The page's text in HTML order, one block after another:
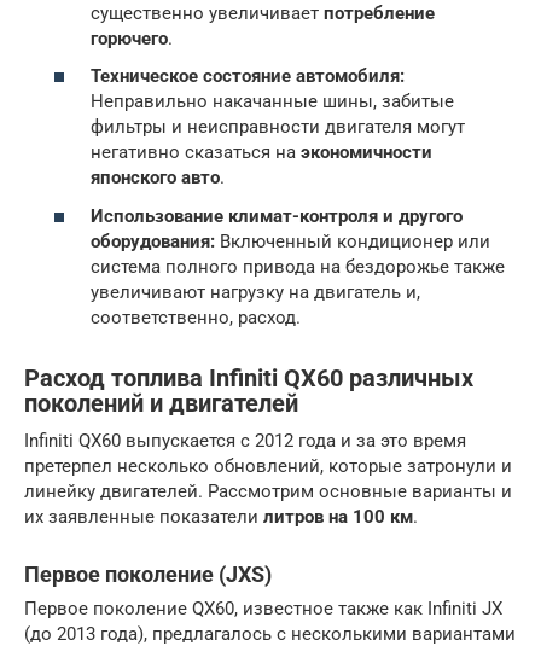
существенно увеличивает потребление
горючего.
Техническое состояние автомобиля:
Неправильно накачанные шины, забитые
фильтры и неисправности двигателя могут
негативно сказаться на экономичности
японского авто.
Использование климат-контроля и другого
оборудования: Включенный кондиционер или
система полного привода на бездорожье также
увеличивают нагрузку на двигатель и,
соответственно, расход.
Расход топлива Infiniti QX60 различных
поколений и двигателей
Infiniti QX60 выпускается с 2012 года и за это время
претерпел несколько обновлений, которые затронули и
линейку двигателей. Рассмотрим основные варианты и
их заявленные показатели литров на 100 км.
Первое поколение (JXS)
Первое поколение QX60, известное также как Infiniti JX
(до 2013 года), предлагалось с несколькими вариантами